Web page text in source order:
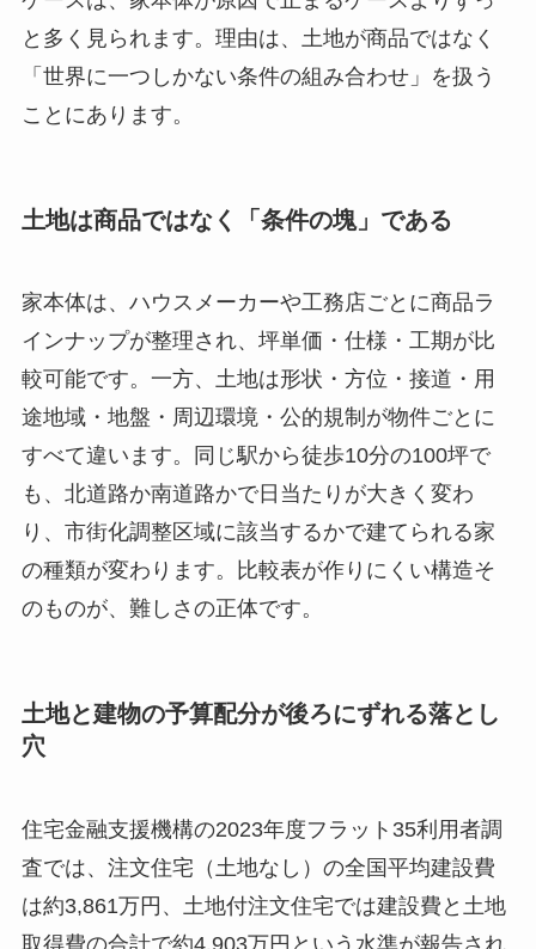
と多く見られます。理由は、土地が商品ではなく
「世界に一つしかない条件の組み合わせ」を扱う
ことにあります。
土地は商品ではなく「条件の塊」である
家本体は、ハウスメーカーや工務店ごとに商品ラ
インナップが整理され、坪単価・仕様・工期が比
較可能です。一方、土地は形状・方位・接道・用
途地域・地盤・周辺環境・公的規制が物件ごとに
すべて違います。同じ駅から徒歩10分の100坪で
も、北道路か南道路かで日当たりが大きく変わ
り、市街化調整区域に該当するかで建てられる家
の種類が変わります。比較表が作りにくい構造そ
のものが、難しさの正体です。
土地と建物の予算配分が後ろにずれる落とし
穴
住宅金融支援機構の2023年度フラット35利用者調
査では、注文住宅（土地なし）の全国平均建設費
は約3,861万円、土地付注文住宅では建設費と土地
取得費の合計で約4,903万円という水準が報告され